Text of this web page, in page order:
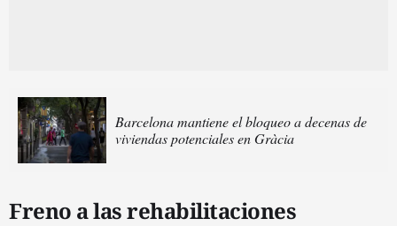
Barcelona mantiene el bloqueo a decenas de
viviendas potenciales en Gràcia
Freno a las rehabilitaciones